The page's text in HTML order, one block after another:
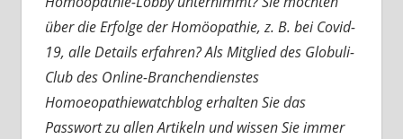
über die Erfolge der Homöopathie, z. B. bei Covid-
19, alle Details erfahren? Als Mitglied des Globuli-
Club des Online-Branchendienstes
Homoeopathiewatchblog erhalten Sie das
Passwort zu allen Artikeln und wissen Sie immer